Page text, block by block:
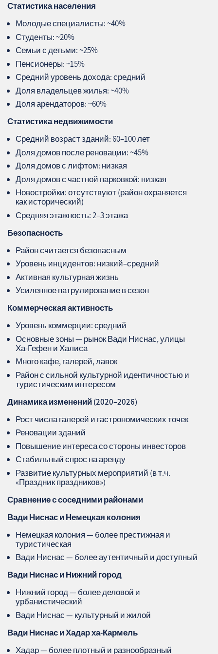
Статистика населения
Молодые специалисты: ~40%
Студенты: ~20%
Семьи с детьми: ~25%
Пенсионеры: ~15%
Средний уровень дохода: средний
Доля владельцев жилья: ~40%
Доля арендаторов: ~60%
Статистика недвижимости
Средний возраст зданий: 60–100 лет
Доля домов после реновации: ~45%
Доля домов с лифтом: низкая
Доля домов с частной парковкой: низкая
Новостройки: отсутствуют (район охраняется
как исторический)
Средняя этажность: 2–3 этажа
Безопасность
Район считается безопасным
Уровень инцидентов: низкий–средний
Активная культурная жизнь
Усиленное патрулирование в сезон
Коммерческая активность
Уровень коммерции: средний
Основные зоны — рынок Вади Ниснас, улицы
Ха‑Гефен и Халиса
Много кафе, галерей, лавок
Район с сильной культурной идентичностью и
туристическим интересом
Динамика изменений (2020–2026)
Рост числа галерей и гастрономических точек
Реновации зданий
Повышение интереса со стороны инвесторов
Стабильный спрос на аренду
Развитие культурных мероприятий (в т.ч.
«Праздник праздников»)
Сравнение с соседними районами
Вади Ниснас и Немецкая колония
Немецкая колония — более престижная и
туристическая
Вади Ниснас — более аутентичный и доступный
Вади Ниснас и Нижний город
Нижний город — более деловой и
урбанистический
Вади Ниснас — культурный и жилой
Вади Ниснас и Хадар ха‑Кармель
Хадар — более плотный и разнообразный